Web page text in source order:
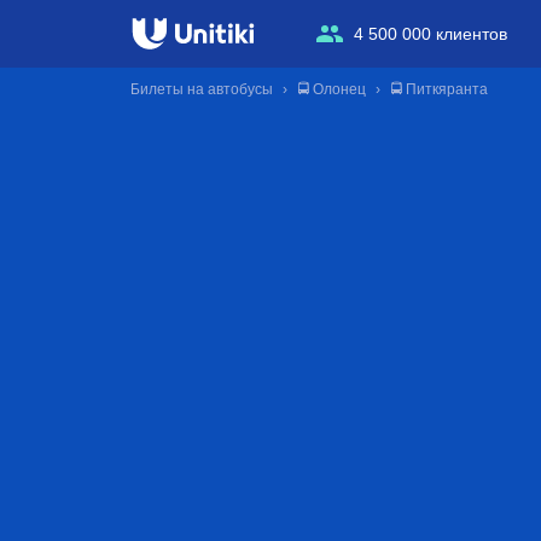
4 500 000 клиентов
Билеты на автобусы 🚍 Олонец 🚍 Питкяранта